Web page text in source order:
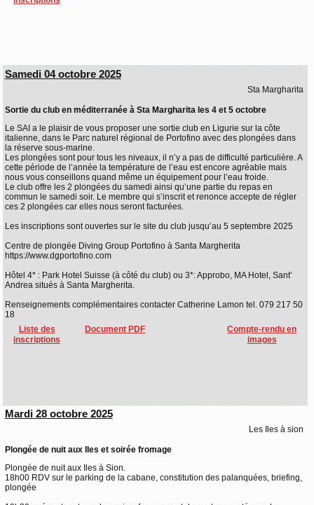
Samedi 04 octobre 2025
Sta Margharita
Sortie du club en méditerranée à Sta Margharita les 4 et 5 octobre
Le SAI a le plaisir de vous proposer une sortie club en Ligurie sur la côte
italienne, dans le Parc naturel régional de Portofino avec des plongées dans
la réserve sous-marine.
Les plongées sont pour tous les niveaux, il n’y a pas de difficulté particulière. A
cette période de l’année la température de l’eau est encore agréable mais
nous vous conseillons quand même un équipement pour l’eau froide.
Le club offre les 2 plongées du samedi ainsi qu’une partie du repas en
commun le samedi soir. Le membre qui s’inscrit et renonce accepte de régler
ces 2 plongées car elles nous seront facturées.
Les inscriptions sont ouvertes sur le site du club jusqu’au 5 septembre 2025
Centre de plongée Diving Group Portofino à Santa Margherita
https://www.dgportofino.com
Hôtel 4* : Park Hotel Suisse (à côté du club) ou 3*: Approbo, MA Hotel, Sant’
Andrea situés à Santa Margherita.
Renseignements complémentaires contacter Catherine Lamon tel. 079 217 50
18
Liste des
inscriptions
Document PDF
Compte-rendu en
images
Mardi 28 octobre 2025
Les Iles à sion
Plongée de nuit aux Iles et soirée fromage
Plongée de nuit aux Iles à Sion.
18h00 RDV sur le parking de la cabane, constitution des palanquées, briefing,
plongée